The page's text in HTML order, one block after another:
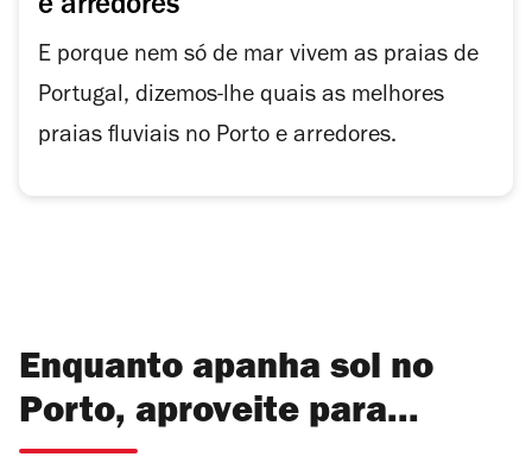
e arredores
E porque nem só de mar vivem as praias de
Portugal, dizemos-lhe quais as melhores
praias fluviais no Porto e arredores.
Enquanto apanha sol no
Porto, aproveite para...